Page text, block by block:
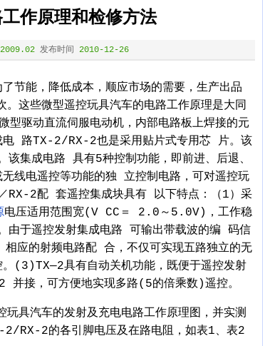
作原理和检修方法
2009.02 发布时间 2010-12-26
节能，降低成本，顺应市场的需要，生产出品
这些微型遥控玩具汽车的电路工作原理是大同
驱动直流伺服电动机，内部电路板上焊接的元
电 路TX-2/RX-2也是采用贴片式专用芯 片。该
该集成电路 具有5种控制功能，即前进、后退、
线电遥控等功能的独 立控制电路，可对遥控玩
RX-2配 套遥控集成块具有 以下特点：（1）采
电压适用范围宽(V CC＝ 2.0～5.0V)，工作稳
于遥控发射集成电路 可输出带载波的编 码信
应的射频电路配 合，不仅可实现五路独立的无
(3)TX—2具有自动关机功能，既便于遥控发射
并接，可方便地实现多路(5的倍乘数)遥控。
具汽车的发射及充电电路工作原理图，并实测
2/RX-2的各引脚电压及在路电阻，如表1、表2